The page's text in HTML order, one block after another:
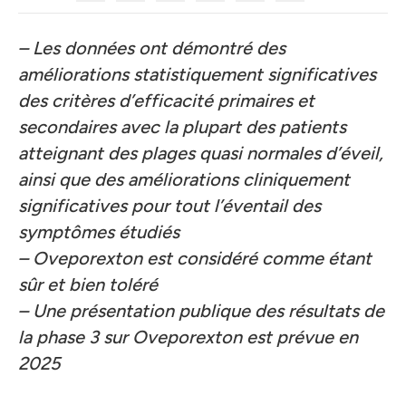
– Les données ont démontré des
améliorations statistiquement significatives
des critères d’efficacité primaires et
secondairesavec la plupart des patients
atteignant des plages quasi normales d’éveil,
ainsi que des améliorations cliniquement
significatives pour tout l’éventail des
symptômes étudiés
– Oveporexton est considéré comme étant
sûr et bien toléré
– Une présentation publique des résultats de
la phase 3 sur Oveporexton est prévue en
2025